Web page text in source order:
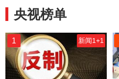
央视榜单
1 新闻1+1